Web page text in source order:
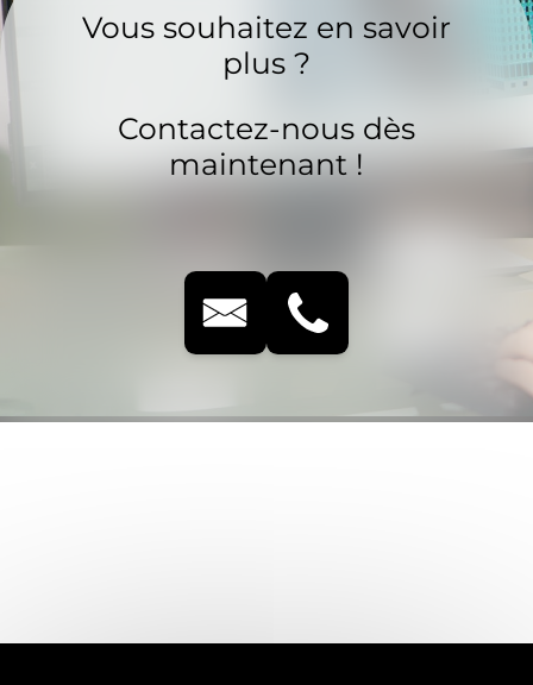
Vous souhaitez en savoir
plus ?
Contactez-nous dès
maintenant !